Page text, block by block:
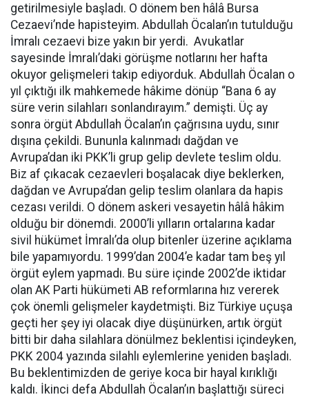
getirilmesiyle başladı. O dönem ben hâlâ Bursa
Cezaevi’nde hapisteyim. Abdullah Öcalan’ın tutulduğu
İmralı cezaevi bize yakın bir yerdi. Avukatlar
sayesinde İmralı’daki görüşme notlarını her hafta
okuyor gelişmeleri takip ediyorduk. Abdullah Öcalan o
yıl çıktığı ilk mahkemede hâkime dönüp “Bana 6 ay
süre verin silahları sonlandırayım.” demişti. Üç ay
sonra örgüt Abdullah Öcalan’ın çağrısına uydu, sınır
dışına çekildi. Bununla kalınmadı dağdan ve
Avrupa’dan iki PKK’li grup gelip devlete teslim oldu.
Biz af çıkacak cezaevleri boşalacak diye beklerken,
dağdan ve Avrupa’dan gelip teslim olanlara da hapis
cezası verildi. O dönem askeri vesayetin hâlâ hâkim
olduğu bir dönemdi. 2000’li yılların ortalarına kadar
sivil hükümet İmralı’da olup bitenler üzerine açıklama
bile yapamıyordu. 1999’dan 2004’e kadar tam beş yıl
örgüt eylem yapmadı. Bu süre içinde 2002’de iktidar
olan AK Parti hükümeti AB reformlarına hız vererek
çok önemli gelişmeler kaydetmişti. Biz Türkiye uçuşa
geçti her şey iyi olacak diye düşünürken, artık örgüt
bitti bir daha silahlara dönülmez beklentisi içindeyken,
PKK 2004 yazında silahlı eylemlerine yeniden başladı.
Bu beklentimizden de geriye koca bir hayal kırıklığı
kaldı. İkinci defa Abdullah Öcalan’ın başlattığı süreci